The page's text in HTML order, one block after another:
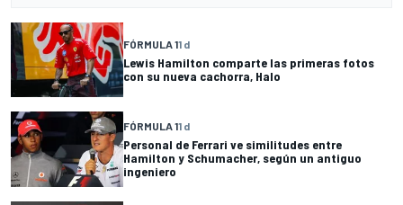
FÓRMULA 11 d
Lewis Hamilton comparte las primeras fotos
con su nueva cachorra, Halo
FÓRMULA 11 d
Personal de Ferrari ve similitudes entre
Hamilton y Schumacher, según un antiguo
ingeniero